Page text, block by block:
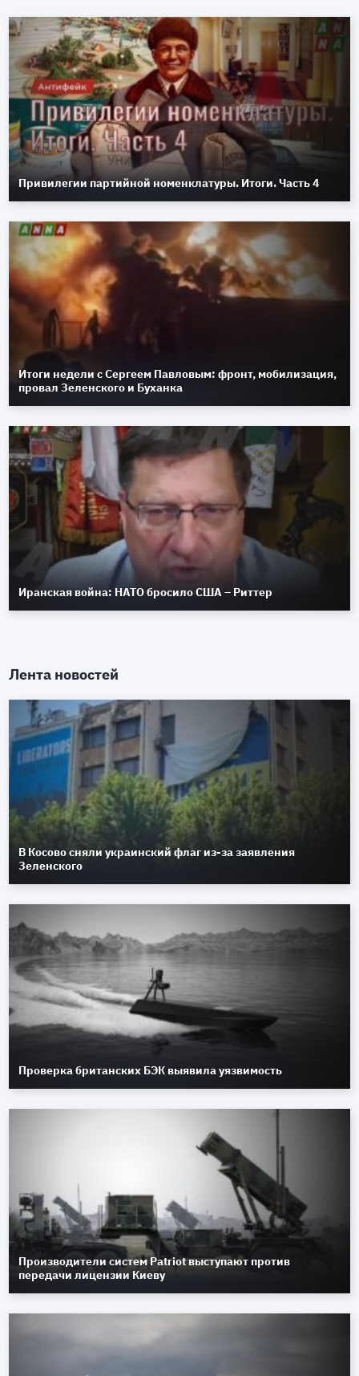
Привилегии партийной номенклатуры. Итоги. Часть 4
Итоги недели с Сергеем Павловым: фронт, мобилизация,
провал Зеленского и Буханка
Иранская война: НАТО бросило США – Риттер
Лента новостей
В Косово сняли украинский флаг из-за заявления
Зеленского
Проверка британских БЭК выявила уязвимость
Производители систем Patriot выступают против
передачи лицензии Киеву